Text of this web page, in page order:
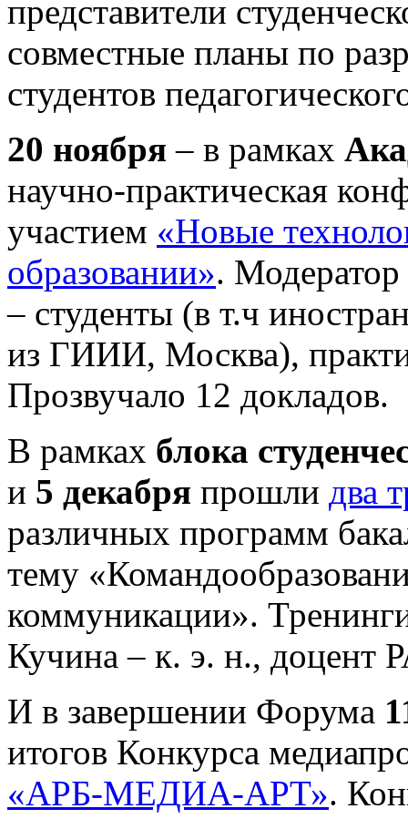
представители
совместные планы по
студентов
20 ноября – в рамках
научно-практическая
участием «Новые
образовании».
– студенты (в т.ч
из ГИИИ, Москва),
Прозвучало 12 докладов.
В рамках блока
и 5 декабря прошли два
различных программ
тему
коммуникации».
Кучина – к. э. н.,
И в завершении Форума
итогов Конкурса
«АРБ-МЕДИА-АРТ».